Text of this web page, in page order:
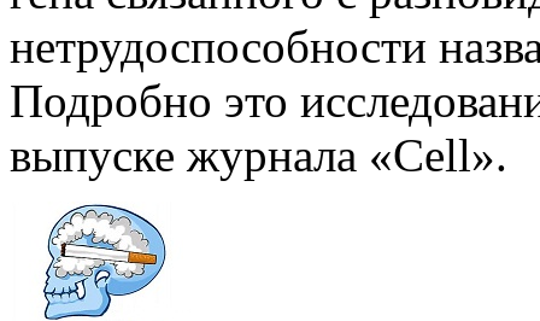
нетрудоспособности
Подробно это
выпуске журнала «Cell».